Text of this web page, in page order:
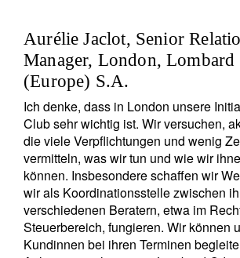
Aurélie Jaclot, Senior
Manager, London, Lombard
(Europe) S.A.
Ich denke, dass in London unsere
Club sehr wichtig ist. Wir versuchen,
die viele Verpflichtungen und wenig
vermitteln, was wir tun und wie wir
können. Insbesondere schaffen wir
wir als Koordinationsstelle zwischen
verschiedenen Beratern, etwa im
Steuerbereich, fungieren. Wir können
Kundinnen bei ihren Terminen